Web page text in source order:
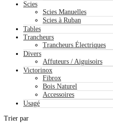
Scies
Scies Manuelles
Scies à Ruban
Tables
Trancheurs
Trancheurs Électriques
Divers
Affuteurs / Aiguisoirs
Victorinox
Fibrox
Bois Naturel
Accessoires
Usagé
Trier par